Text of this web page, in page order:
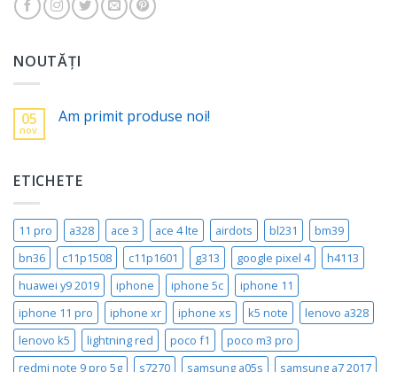
NOUTĂȚI
05
nov.
Am primit produse noi!
ETICHETE
11 pro a328 ace 3 ace 4 lte airdots bl231
bm39
bn36
c11p1508 c11p1601 g313 google pixel 4
h4113
huawei y9 2019
iphone iphone 5c
iphone 11
iphone 11 pro
iphone xr iphone xs k5 note
lenovo a328
lenovo k5
lightning red poco f1
poco m3 pro
redmi note 9 pro 5g
s7270 samsung a05s samsung a7 2017